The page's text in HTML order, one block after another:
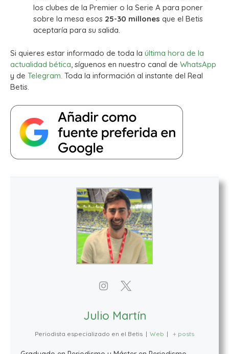
los clubes de la Premier o la Serie A para poner
sobre la mesa esos 25-30 millones que el Betis
aceptaría para su salida.
Si quieres estar informado de toda la última hora de la
actualidad bética , síguenos en nuestro canal de WhatsApp
y de Telegram. Toda la información al instante del Real
Betis.
Julio Martín
Periodista especializado en el Betis | Web | + posts